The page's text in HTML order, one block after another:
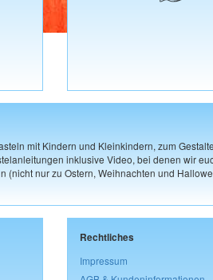
mit Kindern und Kleinkindern, zum
inklusive Video, bei denen wir
(nicht nur zu Ostern, Weihnachten und
Rechtliches
Impressum